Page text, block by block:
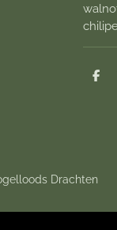
D
Drachten